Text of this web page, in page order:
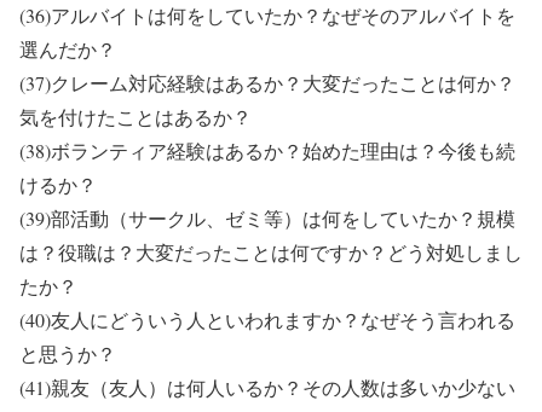
(36)アルバイトは何をしていたか？なぜそのアルバイトを
選んだか？
(37)クレーム対応経験はあるか？大変だったことは何か？
気を付けたことはあるか？
(38)ボランティア経験はあるか？始めた理由は？今後も続
けるか？
(39)部活動（サークル、ゼミ等）は何をしていたか？規模
は？役職は？大変だったことは何ですか？どう対処しまし
たか？
(40)友人にどういう人といわれますか？なぜそう言われる
と思うか？
(41)親友（友人）は何人いるか？その人数は多いか少ない